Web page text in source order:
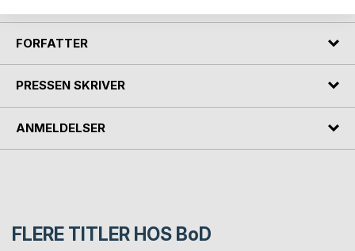
FORFATTER
PRESSEN SKRIVER
ANMELDELSER
FLERE TITLER HOS BoD